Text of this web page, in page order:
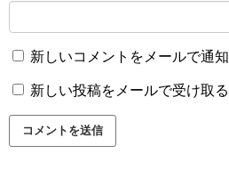
新しいコメントをメールで通知
新しい投稿をメールで受け取る